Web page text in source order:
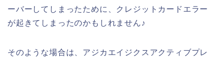
ーバーしてしまったために、クレジットカードエラー
が起きてしまったのかもしれません♪
そのような場合は、アジカエイジクスアクティブプレ